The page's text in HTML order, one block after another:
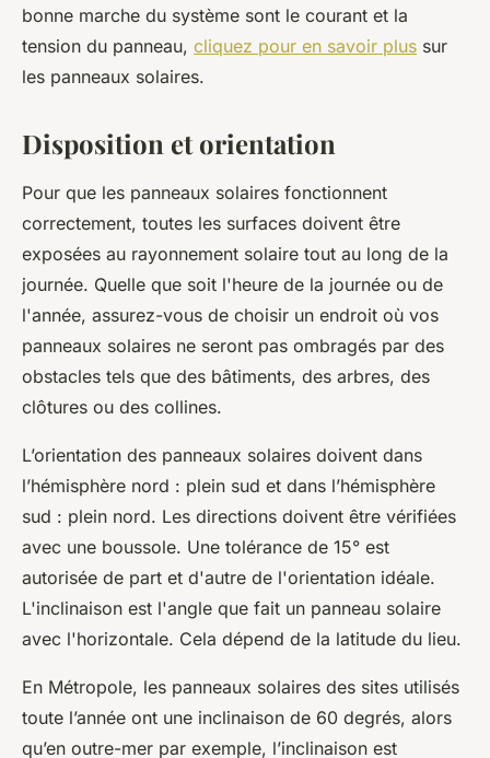
bonne marche du système sont le courant et la
tension du panneau, cliquez pour en savoir plus sur
les panneaux solaires.
Disposition et orientation
Pour que les panneaux solaires fonctionnent
correctement, toutes les surfaces doivent être
exposées au rayonnement solaire tout au long de la
journée. Quelle que soit l'heure de la journée ou de
l'année, assurez-vous de choisir un endroit où vos
panneaux solaires ne seront pas ombragés par des
obstacles tels que des bâtiments, des arbres, des
clôtures ou des collines.
L’orientation des panneaux solaires doivent dans
l’hémisphère nord : plein sud et dans l’hémisphère
sud : plein nord. Les directions doivent être vérifiées
avec une boussole. Une tolérance de 15° est
autorisée de part et d'autre de l'orientation idéale.
L'inclinaison est l'angle que fait un panneau solaire
avec l'horizontale. Cela dépend de la latitude du lieu.
En Métropole, les panneaux solaires des sites utilisés
toute l’année ont une inclinaison de 60 degrés, alors
qu’en outre-mer par exemple, l’inclinaison est